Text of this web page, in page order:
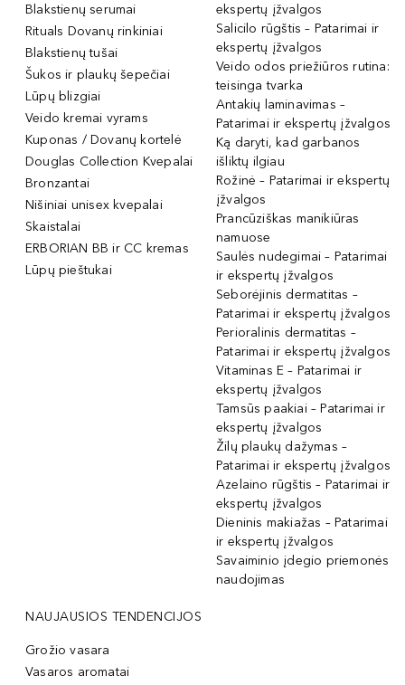
Blakstienų serumai
Rituals Dovanų rinkiniai
Blakstienų tušai
Šukos ir plaukų šepečiai
Lūpų blizgiai
Veido kremai vyrams
Kuponas / Dovanų kortelė
Douglas Collection Kvepalai
Bronzantai
Nišiniai unisex kvepalai
Skaistalai
ERBORIAN BB ir CC kremas
Lūpų pieštukai
ekspertų įžvalgos
Salicilo rūgštis – Patarimai ir
ekspertų įžvalgos
Veido odos priežiūros rutina:
teisinga tvarka
Antakių laminavimas –
Patarimai ir ekspertų įžvalgos
Ką daryti, kad garbanos
išliktų ilgiau
Rožinė – Patarimai ir ekspertų
įžvalgos
Prancūziškas manikiūras
namuose
Saulės nudegimai – Patarimai
ir ekspertų įžvalgos
Seborėjinis dermatitas –
Patarimai ir ekspertų įžvalgos
Perioralinis dermatitas –
Patarimai ir ekspertų įžvalgos
Vitaminas E – Patarimai ir
ekspertų įžvalgos
Tamsūs paakiai – Patarimai ir
ekspertų įžvalgos
Žilų plaukų dažymas –
Patarimai ir ekspertų įžvalgos
Azelaino rūgštis – Patarimai ir
ekspertų įžvalgos
Dieninis makiažas – Patarimai
ir ekspertų įžvalgos
Savaiminio įdegio priemonės
naudojimas
NAUJAUSIOS TENDENCIJOS
Grožio vasara
Vasaros aromatai